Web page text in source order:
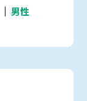
男性